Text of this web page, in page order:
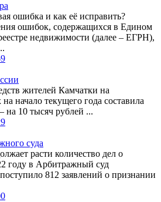
ошибка и как её исправить?
ошибок, содержащихся в Едином
недвижимости (далее – ЕГРН),
жителей Камчатки на
на начало текущего года составила
на 10 тысяч рублей ...
суда
расти количество дел о
году в Арбитражный суд
812 заявлений о признании